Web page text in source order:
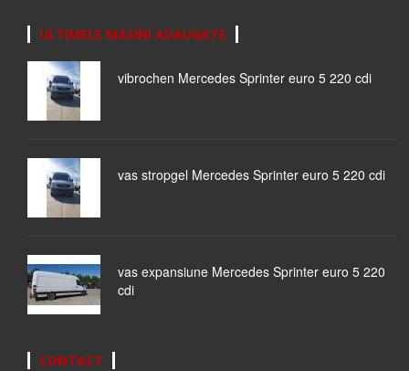
ULTIMELE MASINI ADAUGATE
vibrochen Mercedes Sprinter euro 5 220 cdi
vas stropgel Mercedes Sprinter euro 5 220 cdi
vas expansiune Mercedes Sprinter euro 5 220
cdi
CONTACT